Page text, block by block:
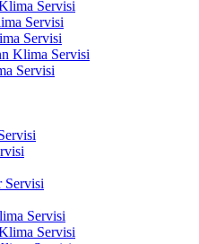
Servisi
Servisi
Servisi
Klima Servisi
Servisi
Servisi
Servisi